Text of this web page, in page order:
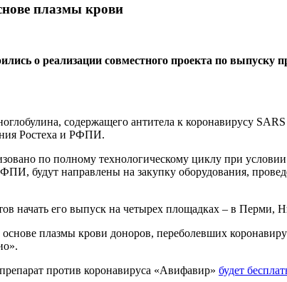
плазмы крови
о реализации совместного проекта по выпуску
содержащего антитела к коронавирусу SARS
Ростеха и РФПИ.
по полному технологическому циклу при
будут направлены на закупку оборудования,
начать его выпуск на четырех площадках – в
плазмы крови доноров, переболевших
против коронавируса «Авифавир» будет